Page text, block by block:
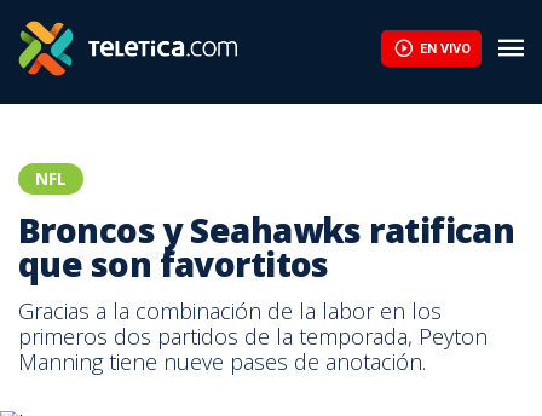
EN VIVO
NFL
Broncos y Seahawks ratifican
que son favortitos
Gracias a la combinación de la labor en los
primeros dos partidos de la temporada, Peyton
Manning tiene nueve pases de anotación.